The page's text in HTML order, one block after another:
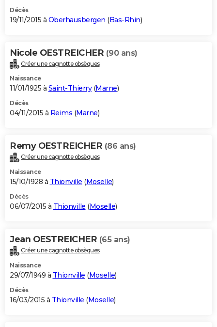
Décès
19/11/2015 à Oberhausbergen (Bas-Rhin)
Nicole OESTREICHER (90 ans)
Créer une cagnotte obsèques
Naissance
11/01/1925 à Saint-Thierry(Marne)
Décès
04/11/2015 à Reims (Marne)
Remy OESTREICHER (86 ans)
Créer une cagnotte obsèques
Naissance
15/10/1928 à Thionville (Moselle)
Décès
06/07/2015 à Thionville (Moselle)
Jean OESTREICHER (65 ans)
Créer une cagnotte obsèques
Naissance
29/07/1949 à Thionville (Moselle)
Décès
16/03/2015 à Thionville (Moselle)